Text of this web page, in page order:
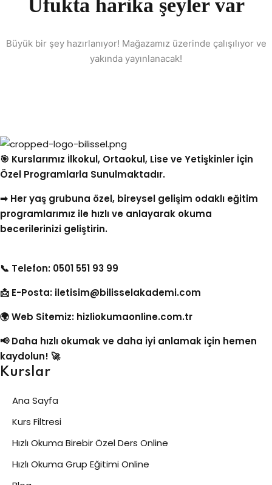
Ufukta harika şeyler var
Büyük bir şey hazırlanıyor! Mağazamız üzerinde çalışılıyor ve
yakında yayınlanacak!
🎯 Kurslarımız İlkokul, Ortaokul, Lise ve Yetişkinler İçin
Özel Programlarla Sunulmaktadır.
➡ Her yaş grubuna özel, bireysel gelişim odaklı eğitim
programlarımız ile hızlı ve anlayarak okuma
becerilerinizi geliştirin.
📞 Telefon: 0501 551 93 99
📩 E-Posta: iletisim@bilisselakademi.com
🌍 Web Sitemiz: hizliokumaonline.com.tr
📢 Daha hızlı okumak ve daha iyi anlamak için hemen
kaydolun! 🚀
Kurslar
Ana Sayfa
Kurs Filtresi
Hızlı Okuma Birebir Özel Ders Online
Hızlı Okuma Grup Eğitimi Online
Sign up